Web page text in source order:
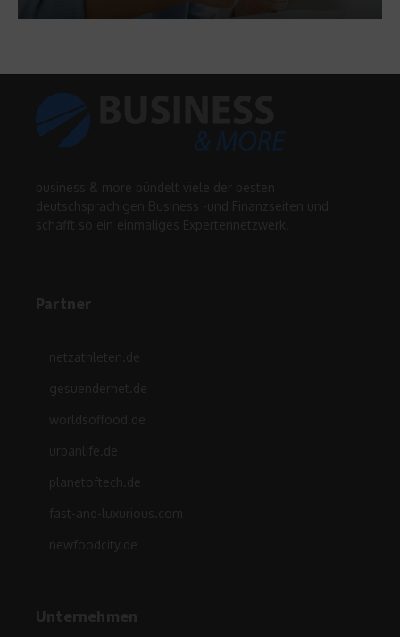
business & more bündelt viele der besten
deutschsprachigen Business -und Finanzseiten und
schafft so ein einmaliges Expertennetzwerk.
Partner
netzathleten.de
gesuendernet.de
worldsoffood.de
urbanlife.de
planetoftech.de
fast-and-luxurious.com
newfoodcity.de
Unternehmen